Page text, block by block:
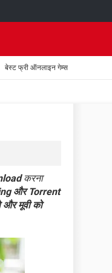
बेस्ट फ्री ऑनलाइन गेम्स
करना
और Torrent
और मूवी को